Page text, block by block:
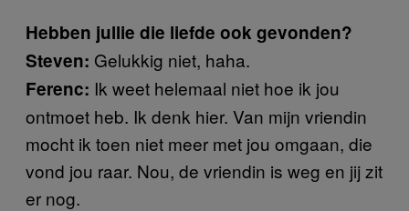
Hebben jullie die liefde ook gevonden?
Steven: Gelukkig niet, haha.
Ferenc: Ik weet helemaal niet hoe ik jou
ontmoet heb. Ik denk hier. Van mijn vriendin
mocht ik toen niet meer met jou omgaan, die
vond jou raar. Nou, de vriendin is weg en jij zit
er nog.